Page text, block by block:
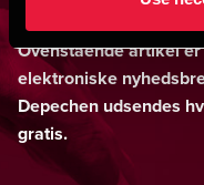
Ovenstående artikel
elektroniske
Depechen udsendes
gratis.